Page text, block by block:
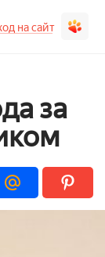
на сайт
за